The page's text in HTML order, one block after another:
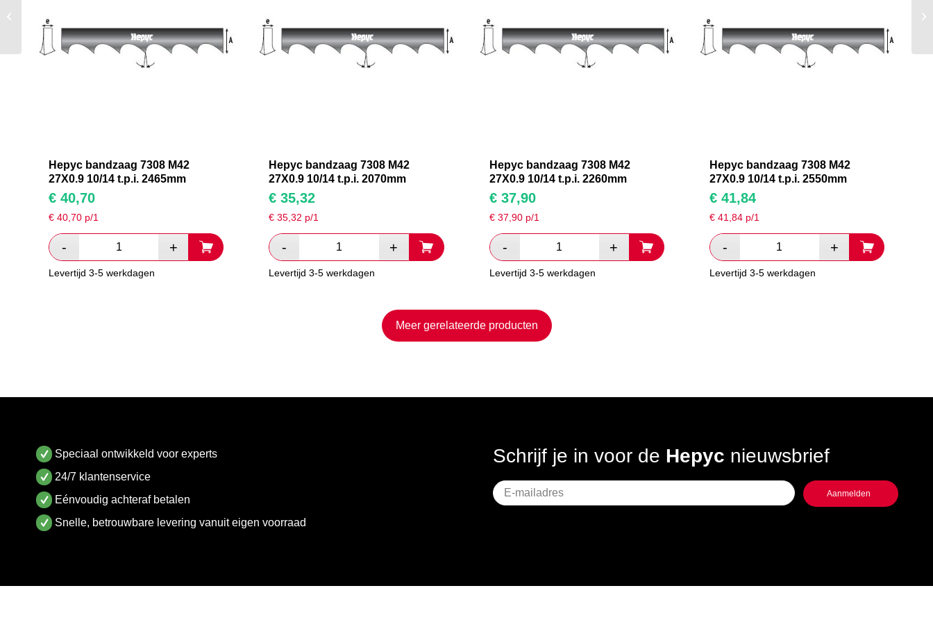
Hepyc bandzaag 7308 M42
27X0.9 10/14 t.p.i. 2465mm
€ 40,70
€ 40,70 p/1
Levertijd 3-5 werkdagen
Hepyc bandzaag 7308 M42
27X0.9 10/14 t.p.i. 2070mm
€ 35,32
€35,32 p/1
Levertijd 3-5 werkdagen
Hepyc bandzaag 7308 M42
27X0.9 10/14 t.p.i. 2260mm
€37,90
€ 37,90p/1
Levertijd 3-5 werkdagen
Hepyc bandzaag 7308 M42
27X0.9 10/14 t.p.i. 2550mm
€41,84
€ 41,84p/1
Levertijd 3-5 werkdagen
Meer gerelateerde producten
Speciaal ontwikkeld voor experts
24/7 klantenservice
Eénvoudig achteraf betalen
Snelle, betrouwbare levering vanuit eigen voorraad
Schrijf je in voor de Hepyc nieuwsbrief
Geen
titel
3180mm